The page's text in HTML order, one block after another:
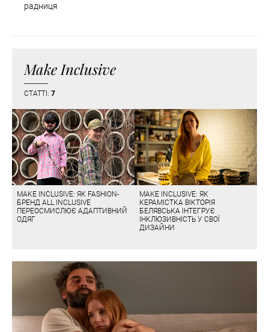
радниця
Make Inclusive
СТАТТІ: 7
MAKE INCLUSIVE: ЯК FASHION-
БРЕНД ALL INCLUSIVE
ПЕРЕОСМИСЛЮЄ АДАПТИВНИЙ
ОДЯГ
MAKE INCLUSIVE: ЯК
КЕРАМІСТКА ВІКТОРІЯ
БЕЛЯВСЬКА ІНТЕГРУЄ
ІНКЛЮЗИВНІСТЬ У СВОЇ
ДИЗАЙНИ